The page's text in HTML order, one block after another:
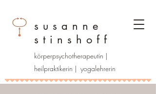
susanne
stinshoff
körperpsychotherapeutin |
heilpraktikerin | yogalehrerin